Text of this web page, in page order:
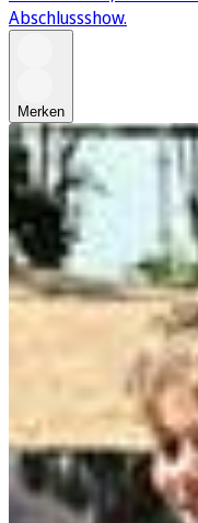
Abschlussshow.
Merken